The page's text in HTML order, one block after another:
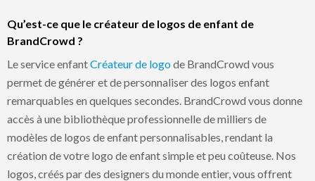
Qu’est-ce que le créateur de logos de enfant de
BrandCrowd ?
Le service enfantCréateur de logode BrandCrowd vous
permet de générer et de personnaliser des logos enfant
remarquables en quelques secondes. BrandCrowd vous donne
accès à une bibliothèque professionnelle de milliers de
modèles de logos de enfant personnalisables, rendant la
création de votre logo de enfant simple et peu coûteuse. Nos
logos, créés par des designers du monde entier, vous offrent